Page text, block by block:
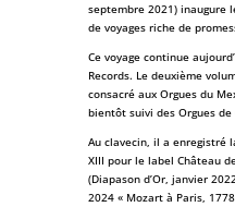
septembre 2021) inaugure
de voyages riche de
Ce voyage continue
Records. Le deuxième
consacré aux Orgues du
bientôt suivi des Orgues de
Au clavecin, il a enregistré
XIII pour le label Château
(Diapason d’Or, janvier
2024 « Mozart à Paris,